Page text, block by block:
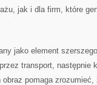
jak i dla firm, które
jako element
transport, następnie
pomaga